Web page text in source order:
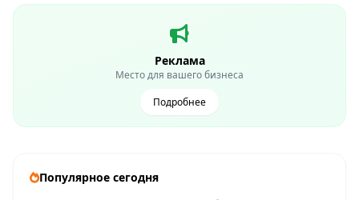
Реклама
Место для вашего бизнеса
Подробнее
Популярное сегодня